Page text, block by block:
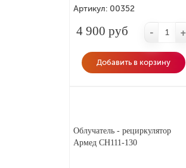
Артикул: 00352
4 900 руб - +
Добавить в корзину
Облучатель - рециркулятор
Армед СH111-130